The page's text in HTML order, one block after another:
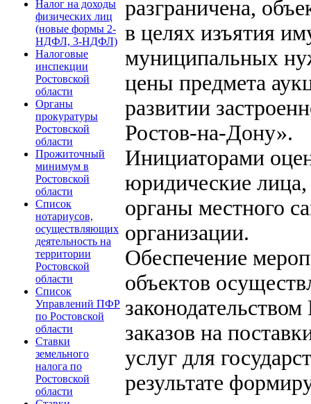
Налог на доходы
физических лиц
(новые формы 2-
НДФЛ, 3-НДФЛ)
Налоговые
инспекции
Ростовской
области
Органы
прокуратуры
Ростовской
области
Прожиточный
минимум в
Ростовской
области
Список
нотариусов,
осуществляющих
деятельность на
территории
Ростовской
области
Список
Управлений ПФР
по Ростовской
области
Ставки
земельного
налога по
Ростовской
области
разграничена,
в целях изъятия
муниципальных
цены предмета
развитии
Ростов-на-Дону».
Инициаторами
юридические
органы местного
организации.
Обеспечение
объектов
заказов на
услуг для
результате